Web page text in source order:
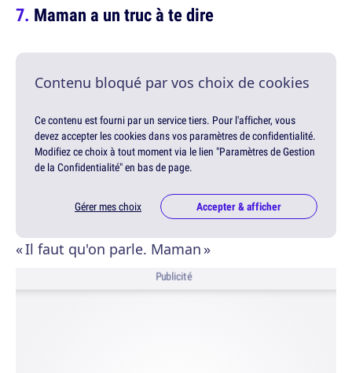
Maman a un truc à te dire
Contenu bloqué par vos choix de cookies
Ce contenu est fourni par un service tiers. Pour l'afficher, vous
devez accepter les cookies dans vos paramètres de confidentialité.
Modifiez ce choix à tout moment via le lien "Paramètres de Gestion
de la Confidentialité" en bas de page.
Gérer mes choix Accepter & afficher
« Il faut qu'on parle. Maman »
Publicité